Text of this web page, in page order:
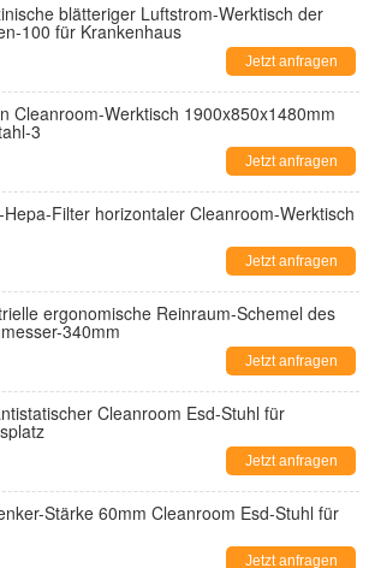
blätteriger Luftstrom-Werktisch der
100 für Krankenhaus
Jetzt anfragen
Cleanroom-Werktisch 1900x850x1480mm
3
Jetzt anfragen
Hepa-Filter horizontaler Cleanroom-Werktisch
Jetzt anfragen
ergonomische Reinraum-Schemel des
340mm
Jetzt anfragen
Cleanroom Esd-Stuhl für
Jetzt anfragen
Stärke 60mm Cleanroom Esd-Stuhl für
Jetzt anfragen